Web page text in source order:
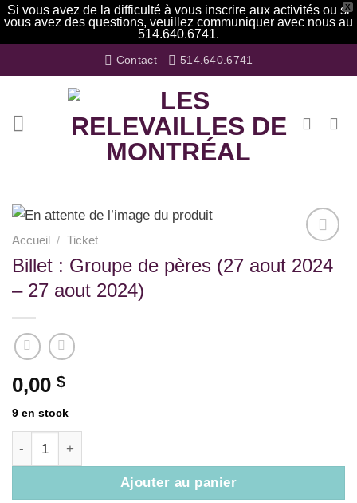
X
Si vous avez de la difficulté à vous inscrire aux activités ou si
vous avez des questions, veuillez communiquer avec nous au
514.640.6741.
au
Contact 514.640.6741
Ajouter
à la
Accueil / Ticket
Billet : Groupe de pères (27 aout 2024
– 27 aout 2024)
0,00 $
9 en stock
Ajouter au panier